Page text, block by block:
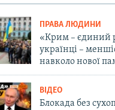
ПРАВА ЛЮДИНИ
«Крим – єдиний
українці –
навколо нової
ВІДЕО
Блокада без